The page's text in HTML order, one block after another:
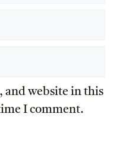
and website in this
I comment.